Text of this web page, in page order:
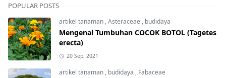
POPULAR POSTS
artikel tanaman ,Asteraceae , budidaya
Mengenal Tumbuhan COCOK BOTOL (Tagetes
erecta)
20 Sep, 2021
artikel tanaman , budidaya , Fabaceae